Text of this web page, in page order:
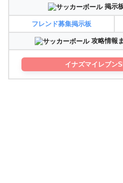
掲示
フレンド募集掲示板
攻略情報
イナズマイレブン